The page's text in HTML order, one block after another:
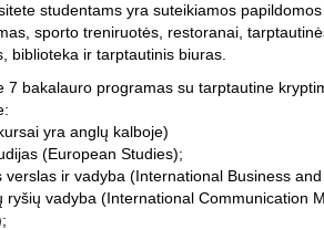
studentams yra suteikiamos
sporto treniruotės, restoranai,
biblioteka ir tarptautinis biuras.
7 bakalauro programas su tarptautine
yra anglų kalboje)
(European Studies);
verslas ir vadyba (International Business
ryšių vadyba (International Communication